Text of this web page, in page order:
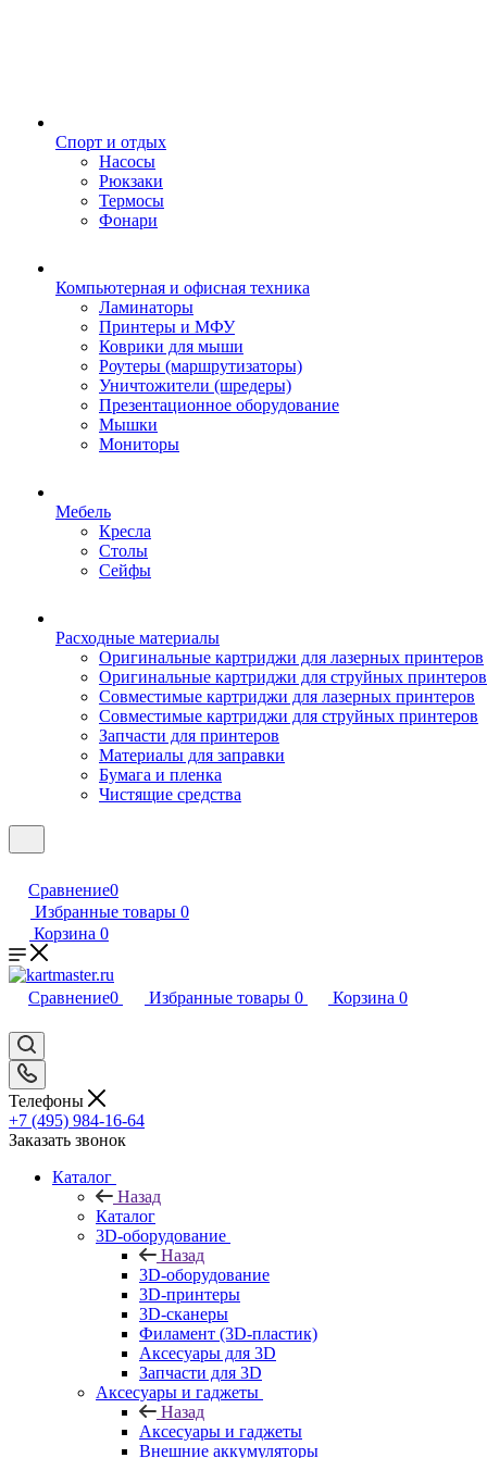
Спорт и отдых
Насосы
Рюкзаки
Термосы
Фонари
Компьютерная и офисная техника
Ламинаторы
Принтеры и МФУ
Коврики для мыши
Роутеры (маршрутизаторы)
Уничтожители (шредеры)
Презентационное оборудование
Мышки
Мониторы
Мебель
Кресла
Столы
Сейфы
Расходные материалы
Оригинальные картриджи для лазерных принтеров
Оригинальные картриджи для струйных принтеров
Совместимые картриджи для лазерных принтеров
Совместимые картриджи для струйных принтеров
Запчасти для принтеров
Материалы для заправки
Бумага и пленка
Чистящие средства
Сравнение0
Избранные товары 0
Корзина 0
Сравнение0 Избранные товары 0 Корзина 0
Телефоны
+7 (495) 984-16-64
Заказать звонок
Каталог
Назад
Каталог
3D-оборудование
Назад
3D-оборудование
3D-принтеры
3D-сканеры
Филамент (3D-пластик)
Аксесуары для 3D
Запчасти для 3D
Аксесуары и гаджеты
Назад
Аксесуары и гаджеты
Внешние аккумуляторы